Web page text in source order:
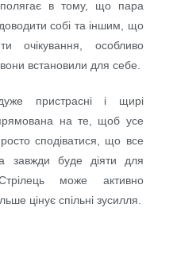
в тому, що пара
собі та іншим, що
очікування, особливо
встановили для себе.
пристрасні і щирі
на те, щоб усе
сподіватися, що все
завжди буде діяти для
може активно
цінує спільні зусилля.